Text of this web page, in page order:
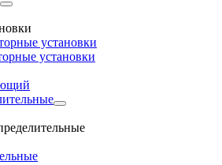
установки
установки